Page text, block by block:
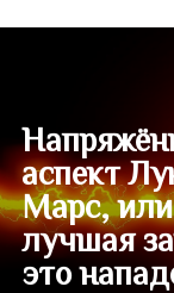
аспект
Марс, или
лучшая
это